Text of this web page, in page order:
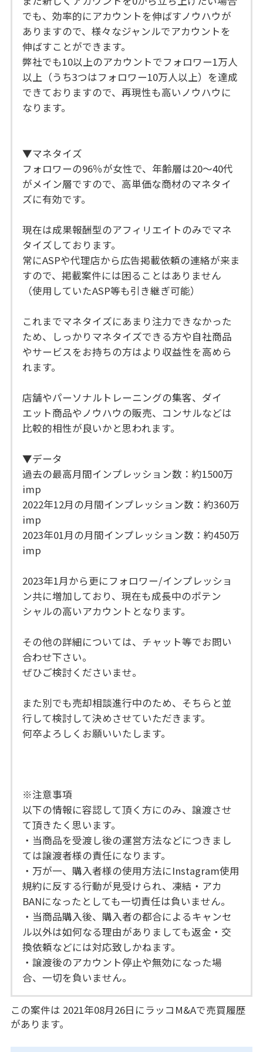
でも、効率的にアカウントを伸ばすノウハウが
ありますので、様々なジャンルでアカウントを
伸ばすことができます。
弊社でも10以上のアカウントでフォロワー1万人
以上（うち3つはフォロワー10万人以上）を達成
できておりますので、再現性も高いノウハウに
なります。
▼マネタイズ
フォロワーの96％が女性で、年齢層は20〜40代
がメイン層ですので、高単価な商材のマネタイ
ズに有効です。
現在は成果報酬型のアフィリエイトのみでマネ
タイズしております。
常にASPや代理店から広告掲載依頼の連絡が来ま
すので、掲載案件には困ることはありません
（使用していたASP等も引き継ぎ可能）
これまでマネタイズにあまり注力できなかった
ため、しっかりマネタイズできる方や自社商品
やサービスをお持ちの方はより収益性を高めら
れます。
店舗やパーソナルトレーニングの集客、ダイ
エット商品やノウハウの販売、コンサルなどは
比較的相性が良いかと思われます。
▼データ
過去の最高月間インプレッション数：約1500万
imp
2022年12月の月間インプレッション数：約360万
imp
2023年01月の月間インプレッション数：約450万
imp
2023年1月から更にフォロワー/インプレッショ
ン共に増加しており、現在も成長中のポテン
シャルの高いアカウントとなります。
その他の詳細については、チャット等でお問い
合わせ下さい。
ぜひご検討くださいませ。
また別でも売却相談進行中のため、そちらと並
行して検討して決めさせていただきます。
何卒よろしくお願いいたします。
※注意事項
以下の情報に容認して頂く方にのみ、譲渡させ
て頂きたく思います。
・当商品を受渡し後の運営方法などにつきまし
ては譲渡者様の責任になります。
・万が一、購入者様の使用方法にInstagram使用
規約に反する行動が見受けられ、凍結・アカ
BANになったとしても一切責任は負いません。
・当商品購入後、購入者の都合によるキャンセ
ル以外は如何なる理由がありましても返金・交
換依頼などには対応致しかねます。
・譲渡後のアカウント停止や無効になった場
合、一切を負いません。
この案件は 2021年08月26日にラッコM&Aで売買履歴
があります。